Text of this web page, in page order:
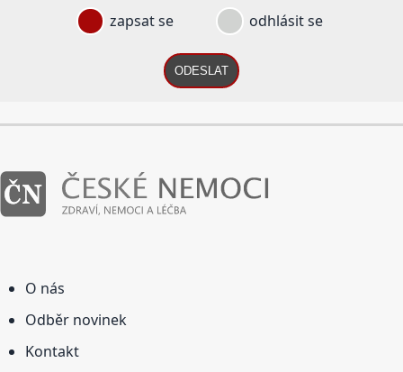
zapsat se odhlásit se
ODESLAT
O nás
Odběr novinek
Kontakt